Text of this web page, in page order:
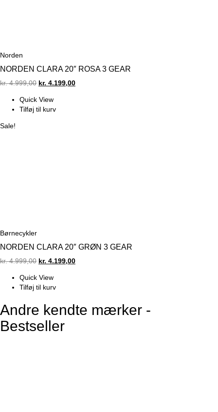
Norden
NORDEN CLARA 20″ ROSA 3 GEAR
kr.4.999,00 Original
was:
kr. 4.999,00.
kr. 4.199,00Current
Quick View
Tilføj til kurv
Sale!
Børnecykler
NORDEN CLARA 20″ GRØN 3 GEAR
kr.4.999,00 Original
was:
kr. 4.999,00.
kr. 4.199,00Current
Quick View
Tilføj til kurv
Andre kendte mærker -
Bestseller